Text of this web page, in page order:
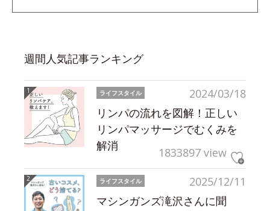
週間人気記事ランキング
2024/03/18
ライフスタイル
リンパの流れを図解！正しい
リンパマッサージでむくみを
解消
1833897 view
2025/12/11
ライフスタイル
マシンガンズ滝沢さんに聞